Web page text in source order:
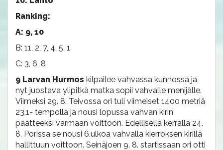
Ranking:
A: 9, 10
B: 11, 2, 7, 4, 5, 1
C: 3, 6, 8
9 Larvan Hurmos kilpailee vahvassa kunnossa ja
nyt juostava ylipitkä matka sopii vahvalle menijälle.
Viimeksi 29. 8. Teivossa ori tuli viimeiset 1400 metriä
23,1- tempolla ja nousi lopussa vahvan kirin
päätteeksi varmaan voittoon. Edellisellä kerralla 24.
8. Porissa se nousi 6.ulkoa vahvalla kierroksen kirillä
hallittuun voittoon. Seinäjoen 9. 8. startissaan ori otti